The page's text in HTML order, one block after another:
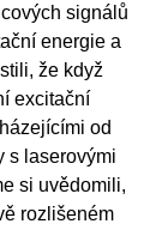
signálů
energie a
že když
excitační
od
s laserovými
si uvědomili,
rozlišeném